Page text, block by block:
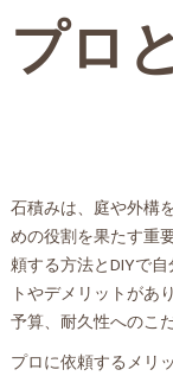
プロ
石積みは、庭や外構
めの役割を果たす重
頼する方法とDIYで
トやデメリットがあ
予算、耐久性へのこ
プロに依頼するメリ